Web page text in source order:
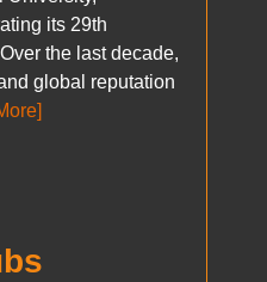
its 29th
the last decade,
global reputation